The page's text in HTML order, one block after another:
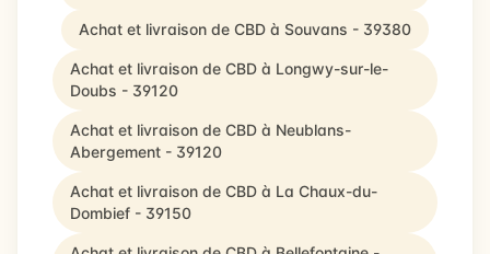
Achat et livraison de CBD à Souvans - 39380
Achat et livraison de CBD à Longwy-sur-le-
Doubs - 39120
Achat et livraison de CBD à Neublans-
Abergement - 39120
Achat et livraison de CBD à La Chaux-du-
Dombief - 39150